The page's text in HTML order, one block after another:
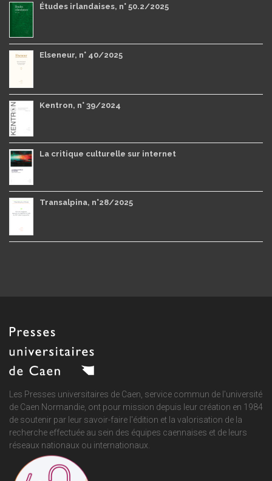
Études irlandaises, n° 50.2/2025
Elseneur, n° 40/2025
Kentron, n° 39/2024
La critique culturelle sur internet
Transalpina, n°28/2025
Les Presses universitaires de Caen, service commun de l'université
de Caen Normandie , ont pour mission depuis leur création en 1984
de soutenir par leur savoir-faire l'édition et la valorisation de la
recherche effectuée au sein des équipes caennaises et de leurs
réseaux nationaux ou internationaux.